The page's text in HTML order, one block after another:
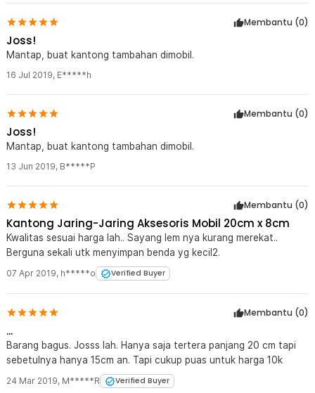
Kelengkapan Produk
Rincian yang Anda dapatkan untuk pembelian produk ini:
1 x KKMOON Kantong Jaring-Jaring Aksesoris Mobil 19x8cm -
KMS-6888
Membantu (0)
Joss!
Mantap, buat kantong tambahan dimobil.
16 Jul 2019, E*****h
Membantu (0)
Joss!
Mantap, buat kantong tambahan dimobil.
13 Jun 2019, B*****P
Membantu (0)
Kantong Jaring-Jaring Aksesoris Mobil 20cm x 8cm
Kwalitas sesuai harga lah.. Sayang lem nya kurang merekat..
Berguna sekali utk menyimpan benda yg kecil2.
07 Apr 2019, h*****o Verified Buyer
Membantu (0)
...
Barang bagus. Josss lah. Hanya saja tertera panjang 20 cm tapi
sebetulnya hanya 15cm an. Tapi cukup puas untuk harga 10k
24 Mar 2019, M*****R Verified Buyer